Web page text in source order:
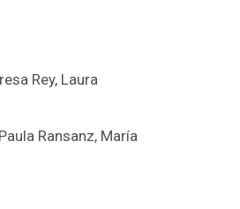
Rey, Laura
Ransanz, María